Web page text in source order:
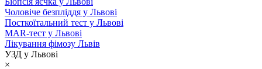
Чоловіче безпліддя у Львові
Посткоїтальний тест у Львові
MAR-тест у Львові
Лікування фімозу Львів
УЗД у Львові
×